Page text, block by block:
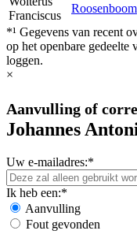
Franciscus
Roosenboom
*¹ Gegevens van recent
op het openbare
loggen.
×
Aanvulling of
Johannes
Uw e-mailadres:*
Ik heb een:*
Aanvulling
Fout gevonden